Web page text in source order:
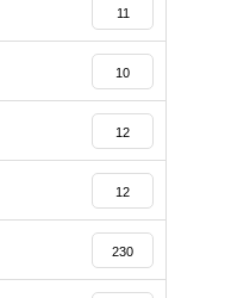
11
10
12
12
230